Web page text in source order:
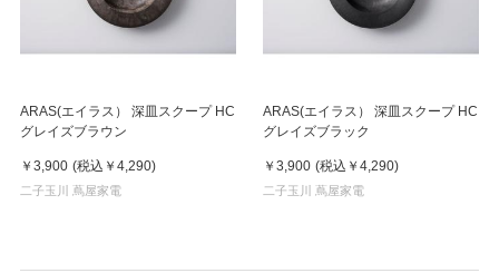
ARAS(エイラス） 深皿スクープ HC
グレイズブラウン
￥3,900 (税込 ￥4,290)
二子玉川 蔦屋家電
ARAS(エイラス） 深皿スクープ HC
グレイズブラック
￥3,900 (税込 ￥4,290)
二子玉川 蔦屋家電